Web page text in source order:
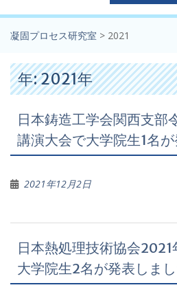
凝固プロセス研究室 > 2021
年:2021年
日本鋳造工学会関西支部
講演大会で大学院生1名
2021年12月2日
日本熱処理技術協会
大学院生2名が発表しま